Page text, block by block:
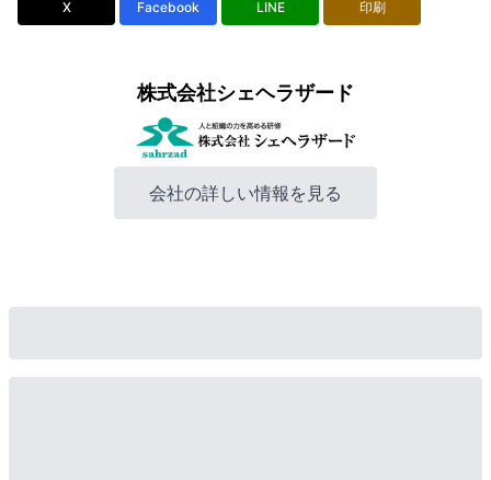
X Facebook LINE 印刷
株式会社シェヘラザード
会社の詳しい情報を見る